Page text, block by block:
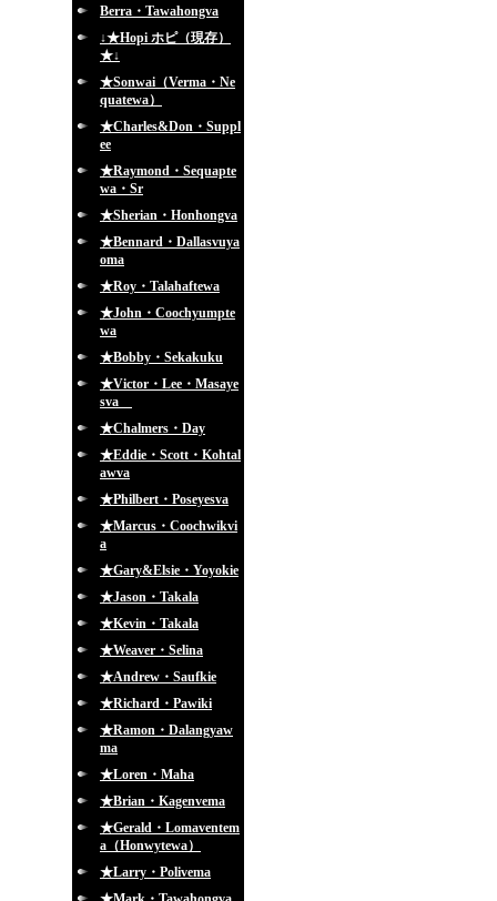
Berra・Tawahongva
↓★Hopi ホピ（現存）
★↓
★Sonwai（Verma・Ne
quatewa）
★Charles&Don・Suppl
ee
★Raymond・Sequapte
wa・Sr
★Sherian・Honhongva
★Bennard・Dallasvuya
oma
★Roy・Talahaftewa
★John・Coochyumpte
wa
★Bobby・Sekakuku
★Victor・Lee・Masaye
sva
★Chalmers・Day
★Eddie・Scott・Kohtal
awva
★Philbert・Poseyesva
★Marcus・Coochwikvi
a
★Gary&Elsie・Yoyokie
★Jason・Takala
★Kevin・Takala
★Weaver・Selina
★Andrew・Saufkie
★Richard・Pawiki
★Ramon・Dalangyaw
ma
★Loren・Maha
★Brian・Kagenvema
★Gerald・Lomaventem
a（Honwytewa）
★Larry・Polivema